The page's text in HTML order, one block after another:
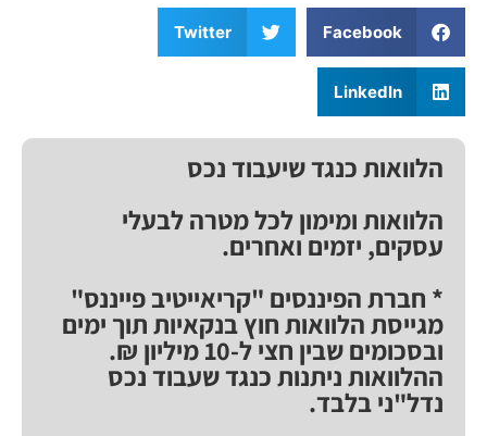
Facebook
Twitter
LinkedIn
הלוואות כנגד שיעבוד נכס
הלוואות ומימון לכל מטרה לבעלי
עסקים, יזמים ואחרים.
* חברת הפיננסים "קריאייטיב פייננס"
מגייסת הלוואות חוץ בנקאיות תוך ימים
ובסכומים שבין חצי ל-10 מיליון ₪.
ההלוואות ניתנות כנגד שעבוד נכס
נדל"ני בלבד.